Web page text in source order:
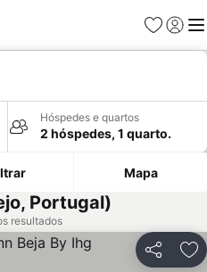
Favoritos
Iniciar
Hóspedes e quartos
2 hóspedes, 1 quarto.
Mapa
Portugal)
resultados
Partilhar